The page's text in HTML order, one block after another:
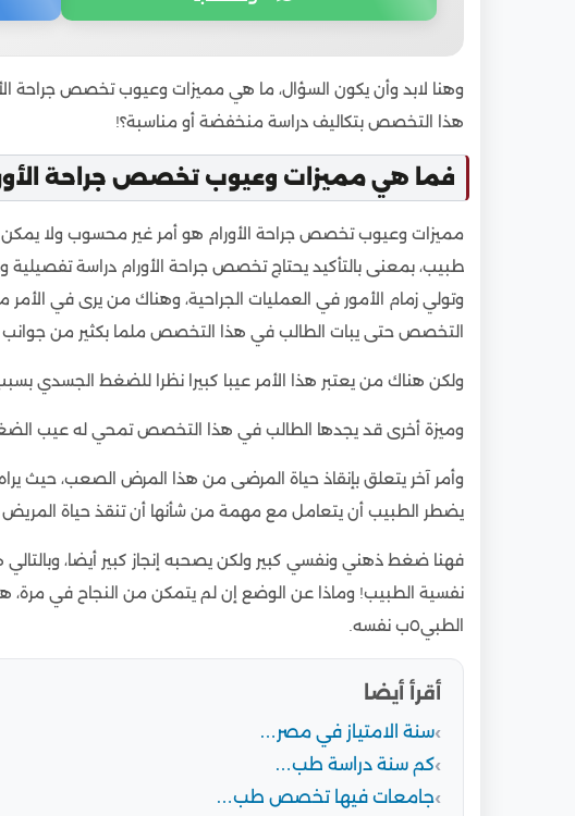
وهنا لابد وأن يكون السؤال، ما هي مميزات وعيوب تخصص جراحة
هذا التخصص بتكاليف دراسة منخفضة أو مناسبة؟!
فما هي مميزات وعيوب تخصص جراحة
مميزات وعيوب تخصص جراحة الأورام هو أمر غير محسوب ولا يمكن
طبيب، بمعنى بالتأكيد يحتاج تخصص جراحة الأورام دراسة
وتولي زمام الأمور في العمليات الجراحية، وهناك من يرى في الأمر
التخصص حتى يبات الطالب في هذا التخصص ملما بكثير من
ولكن هناك من يعتبر هذا الأمر عيبا كبيرا نظرا للضغط الجسدي
وميزة أخرى قد يجدها الطالب في هذا التخصص تمحي له عيب الضغط
وأمر آخر يتعلق بإنقاذ حياة المرضى من هذا المرض الصعب، حيث
يضطر الطبيب أن يتعامل مع مهمة من شأنها أن تنقذ حياة المريض
فهنا ضغط ذهني ونفسي كبير ولكن يصحبه إنجاز كبير أيضا،
نفسية الطبيب! وماذا عن الوضع إن لم يتمكن من النجاح في
الطبي٥ب نفسه.
أقرأ أيضا
سنة الامتياز في مصر…
كم سنة دراسة طب…
جامعات فيها تخصص طب…